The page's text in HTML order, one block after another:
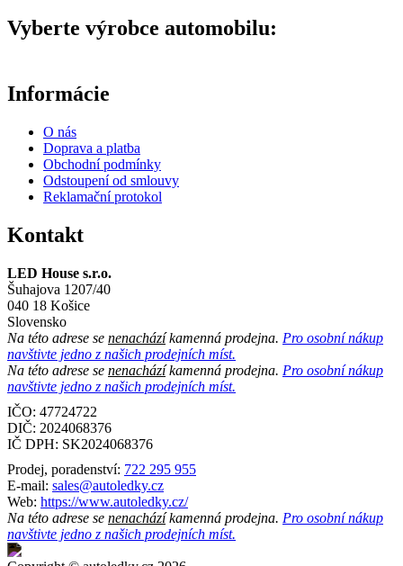
Vyberte výrobce automobilu:
Informácie
O nás
Doprava a platba
Obchodní podmínky
Odstoupení od smlouvy
Reklamační protokol
Kontakt
LED House s.r.o.
Šuhajova 1207/40
040 18 Košice
Slovensko
Na této adrese se nenacházíkamenná prodejna. Pro osobní nákup
navštivte jedno z našich prodejních míst.
Na této adrese se nenacházíkamenná prodejna. Pro osobní nákup
navštivte jedno z našich prodejních míst.
IČO: 47724722
DIČ: 2024068376
IČ DPH: SK2024068376
Prodej, poradenství: 722 295 955
E-mail: sales@autoledky.cz
Web: https://www.autoledky.cz/
Na této adrese se nenacházíkamenná prodejna. Pro osobní nákup
navštivte jedno z našich prodejních míst.